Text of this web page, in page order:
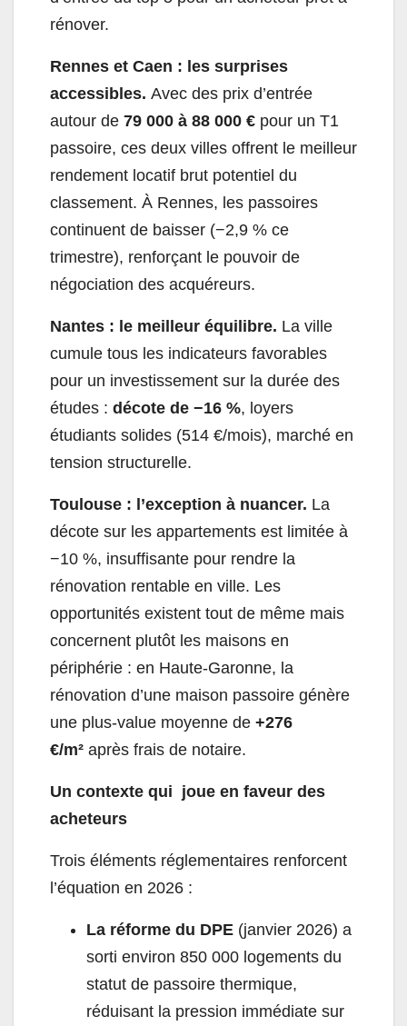
rénover.
Rennes et Caen : les surprises
accessibles. Avec des prix d’entrée
autour de 79 000 à 88 000 € pour un T1
passoire, ces deux villes offrent le meilleur
rendement locatif brut potentiel du
classement. À Rennes, les passoires
continuent de baisser (−2,9 % ce
trimestre), renforçant le pouvoir de
négociation des acquéreurs.
Nantes : le meilleur équilibre. La ville
cumule tous les indicateurs favorables
pour un investissement sur la durée des
études : décote de −16 %, loyers
étudiants solides (514 €/mois), marché en
tension structurelle.
Toulouse : l’exception à nuancer. La
décote sur les appartements est limitée à
−10 %, insuffisante pour rendre la
rénovation rentable en ville. Les
opportunités existent tout de même mais
concernent plutôt les maisons en
périphérie : en Haute-Garonne, la
rénovation d’une maison passoire génère
une plus-value moyenne de +276
€/m² après frais de notaire.
Un contexte qui joue en faveur des
acheteurs
Trois éléments réglementaires renforcent
l’équation en 2026 :
La réforme du DPE (janvier 2026) a
sorti environ 850 000 logements du
statut de passoire thermique,
réduisant la pression immédiate sur